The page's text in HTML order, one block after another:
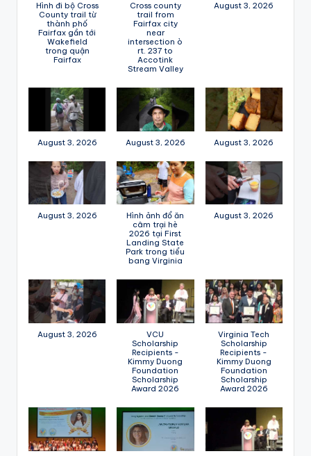
Hình đi bộ Cross
County trail từ
thành phố
Fairfax gần tới
Wakefield
trong quận
Fairfax
Cross county
trail from
Fairfax city
near
intersection ò
rt. 237 to
Accotink
Stream Valley
August 3, 2026
August 3, 2026 August 3, 2026 August 3, 2026
August 3, 2026
Hình ảnh đổ ăn
câm trại hè
2026 tại First
Landing State
Park trong tiểu
bang Virginia
August 3, 2026
August 3, 2026
VCU
Scholarship
Recipients -
Kimmy Duong
Foundation
Scholarship
Award 2026
Virginia Tech
Scholarship
Recipients -
Kimmy Duong
Foundation
Scholarship
Award 2026